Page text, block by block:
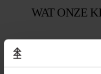
WAT ONZE